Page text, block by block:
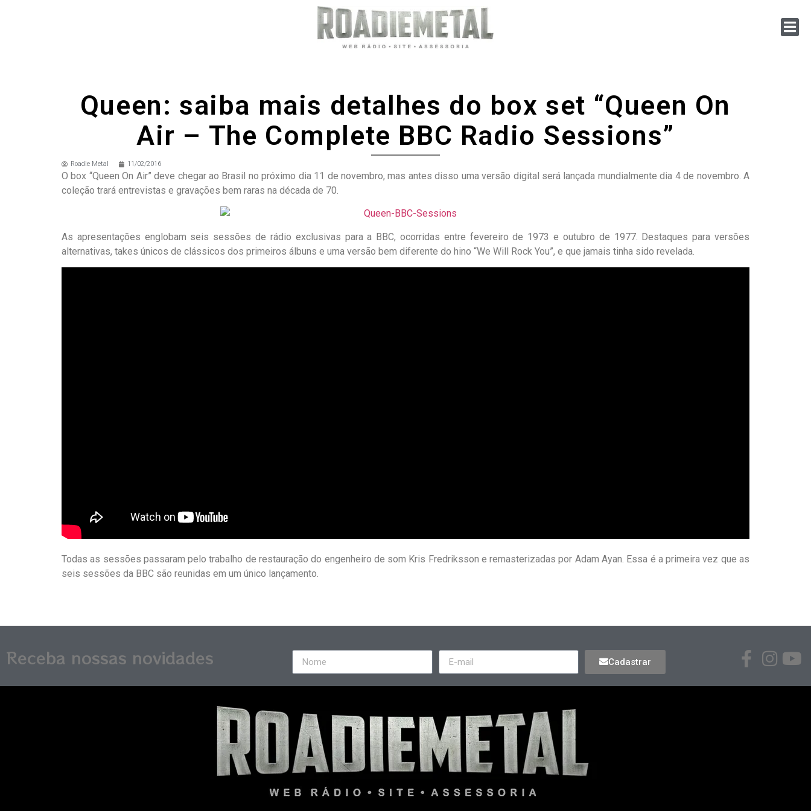
Queen: saiba mais detalhes do box set “Queen On
Air – The Complete BBC Radio Sessions”
Roadie Metal 11/02/2016
O box “Queen On Air” deve chegar ao Brasil no próximo dia 11 de novembro, mas antes disso uma versão digital será lançada mundialmente dia 4 de novembro. A
coleção trará entrevistas e gravações bem raras na década de 70.
As apresentações englobam seis sessões de rádio exclusivas para a BBC, ocorridas entre fevereiro de 1973 e outubro de 1977. Destaques para versões
alternativas, takes únicos de clássicos dos primeiros álbuns e uma versão bem diferente do hino “We Will Rock You”, e que jamais tinha sido revelada.
Todas as sessões passaram pelo trabalho de restauração do engenheiro de som Kris Fredriksson e remasterizadas por Adam Ayan. Essa é a primeira vez que as
seis sessões da BBC são reunidas em um único lançamento.
Receba nossas novidades Cadastrar